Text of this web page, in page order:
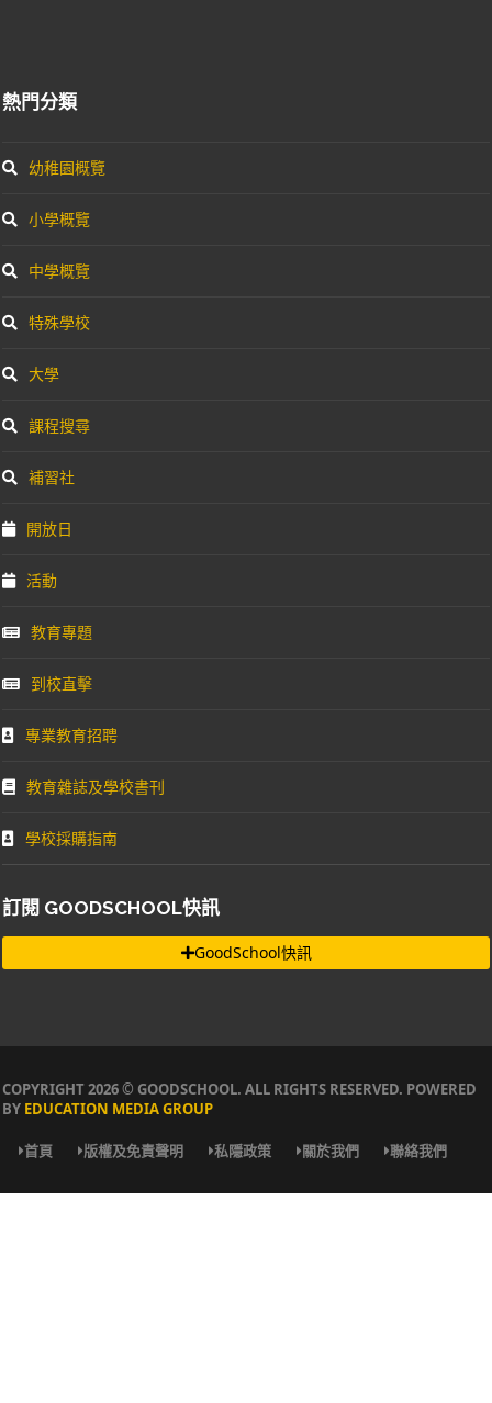
熱門分類
幼稚園概覽
小學概覽
中學概覽
特殊學校
大學
課程搜尋
補習社
開放日
活動
教育專題
到校直擊
專業教育招聘
教育雜誌及學校書刊
學校採購指南
訂閱 GOODSCHOOL快訊
GoodSchool快訊
COPYRIGHT 2026 © GOODSCHOOL. ALL RIGHTS RESERVED. POWERED
BY EDUCATION MEDIA GROUP
首頁 版權及免責聲明 私隱政策 關於我們 聯絡我們